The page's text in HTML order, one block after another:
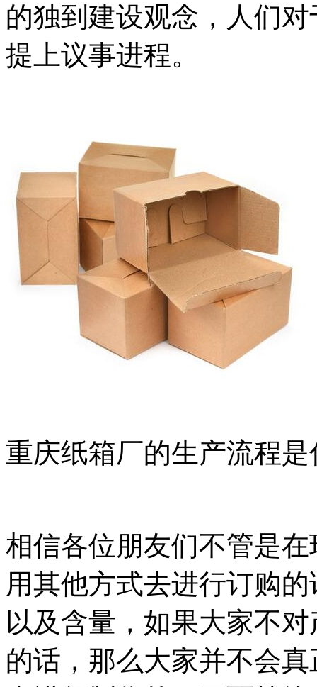
的独到建设观念，人们
提上议事进程。
重庆纸箱厂的生产流程
相信各位朋友们不管是
用其他方式去进行订购
以及含量，如果大家不
的话，那么大家并不会